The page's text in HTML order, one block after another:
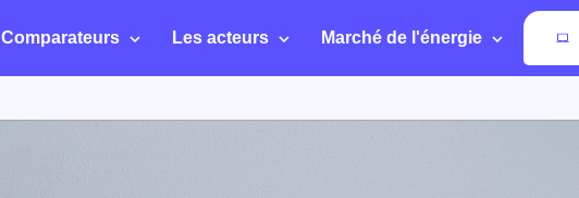
Comparateurs Les acteurs Marché de l'énergie